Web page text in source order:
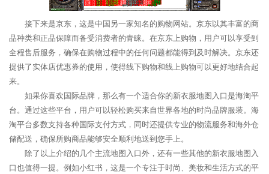
接下来是京东，这是中国另一家知名的购物网站。京东以其丰富的商
品种类和正品保障而备受消费者的青睐。在京东上购物，用户可以享受到
全程售后服务，确保在购物过程中的任何问题都能得到及时解决。京东还
提供了实体店优惠券的使用，使得线下购物和线上购物可以更好地结合起
来。
如果你喜欢国际品牌，那么有一个适合你的新衣服地图入口是海淘平
台。通过这些平台，用户可以轻松购买来自世界各地的时尚品牌服装。海
淘平台多数支持各种国际支付方式，同时还提供专业的物流服务和海外仓
储配送，确保所购商品能够安全顺利地送到您手上。
除了以上介绍的几个主流地图入口外，还有一些其他的新衣服地图入
口也值得一提。例如小红书，这是一个专注于时尚、美妆和生活方式的平